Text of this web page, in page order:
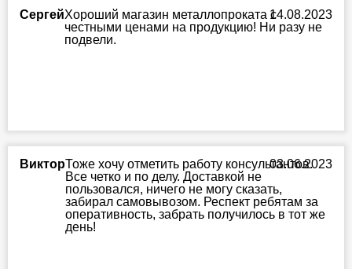
Сергей 14.08.2023
Хороший магазин металлопроката с
честными ценами на продукцию! Ни разу не
подвели.
Виктор 03.06.2023
Тоже хочу отметить работу консультантов.
Все четко и по делу. Доставкой не
пользовался, ничего не могу сказать,
забирал самовывозом. Респект ребятам за
оперативность, забрать получилось в тот же
день!